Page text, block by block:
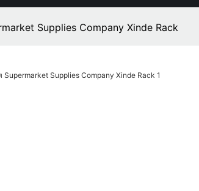
Supplies Company Xinde Rack